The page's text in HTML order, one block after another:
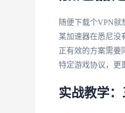
随便下载个VPN
某加速器在悉尼没
正有效的方案需要
特定游戏协议，更
实战教学